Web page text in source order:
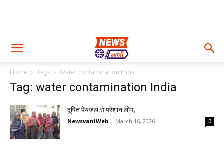
Home Tags Water contamination India
Tag: water contamination India
दूषित पेयजल से परेशान लोग,
NewsvaniWeb - March 16, 2026 0